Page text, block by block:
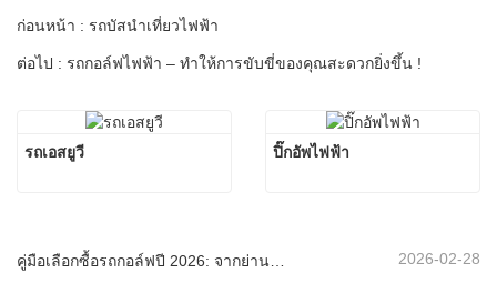
ก่อนหน้า : รถบัสนำเที่ยวไฟฟ้า
ต่อไป : รถกอล์ฟไฟฟ้า – ทำให้การขับขี่ของคุณสะดวกยิ่งขึ้น !
รถเอสยูวี ปิ๊กอัพไฟฟ้า
2026-02-28